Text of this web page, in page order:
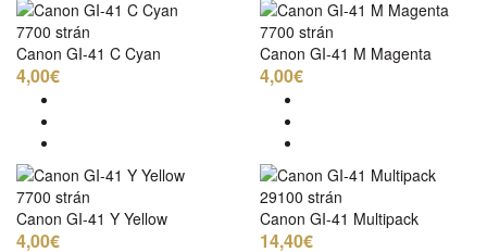
7700 strán
Canon GI-41 C Cyan
4,00€
7700 strán
Canon GI-41 M Magenta
4,00€
7700 strán
Canon GI-41 Y Yellow
4,00€
29100 strán
Canon GI-41 Multipack
14,40€